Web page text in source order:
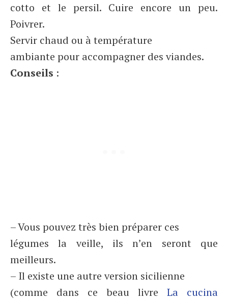
cotto et le persil. Cuire encore un peu.
Poivrer.
Servir chaud ou à température
ambiante pour accompagner des viandes.
Conseils :
– Vous pouvez très bien préparer ces
légumes la veille, ils n’en seront que
meilleurs.
– Il existe une autre version sicilienne
(comme dans ce beau livre La cucina